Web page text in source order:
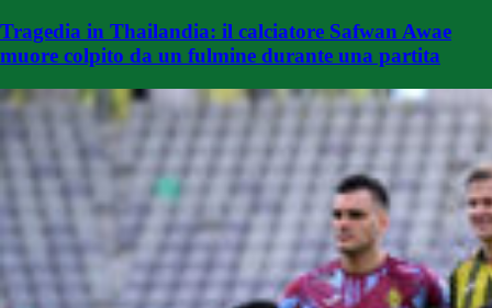
Tragedia in Thailandia: il calciatore Safwan Awae
muore colpito da un fulmine durante una partita